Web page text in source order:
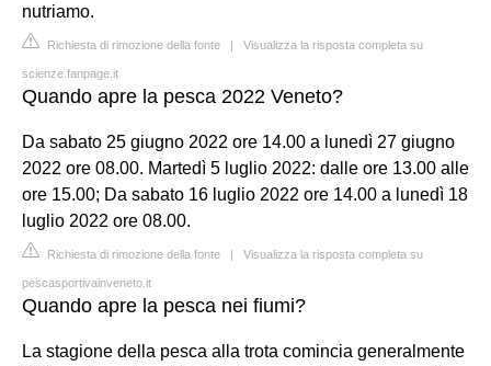
nutriamo.
Richiesta di rimozione della fonte | Visualizza la risposta completa su
scienze.fanpage.it
Quando apre la pesca 2022 Veneto?
Da sabato 25 giugno 2022 ore 14.00 a lunedì 27 giugno
2022 ore 08.00. Martedì 5 luglio 2022: dalle ore 13.00 alle
ore 15.00; Da sabato 16 luglio 2022 ore 14.00 a lunedì 18
luglio 2022 ore 08.00.
Richiesta di rimozione della fonte | Visualizza la risposta completa su
pescasportivainveneto.it
Quando apre la pesca nei fiumi?
La stagione della pesca alla trota comincia generalmente